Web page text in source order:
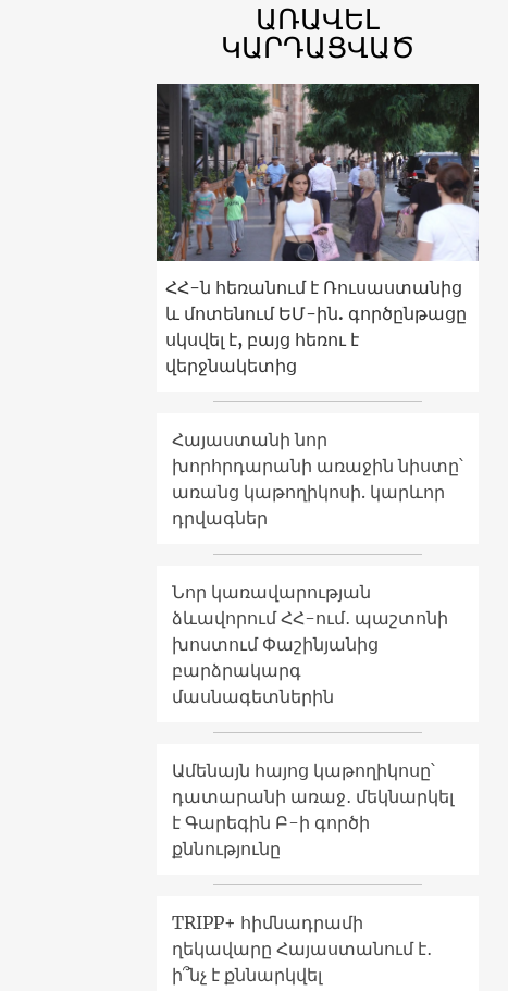
ԱՌԱՎԵԼ
ԿԱՐԴԱՑՎԱԾ
ՀՀ-ն հեռանում է Ռուսաստանից
և մոտենում ԵՄ-ին. գործընթացը
սկսվել է, բայց հեռու է
վերջնակետից
Հայաստանի նոր
խորհրդարանի առաջին նիստը՝
առանց կաթողիկոսի. կարևոր
դրվագներ
Նոր կառավարության
ձևավորում ՀՀ-ում․ պաշտոնի
խոստում Փաշինյանից
բարձրակարգ
մասնագետներին
Ամենայն հայոց կաթողիկոսը՝
դատարանի առաջ․ մեկնարկել
է Գարեգին Բ-ի գործի
քննությունը
TRIPP+ հիմնադրամի
ղեկավարը Հայաստանում է․
ի՞նչ է քննարկվել